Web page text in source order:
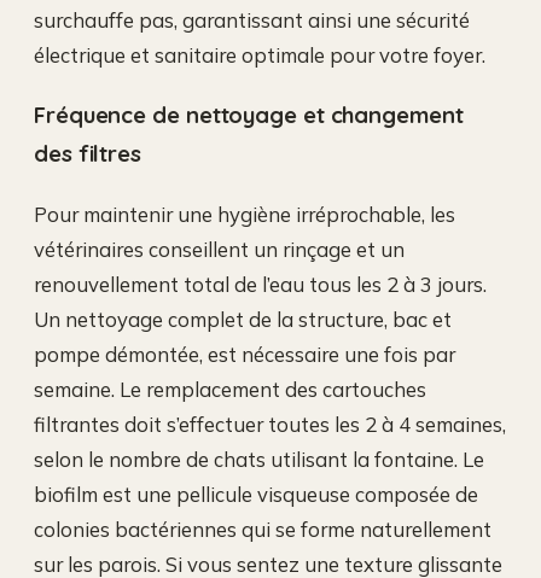
surchauffe pas, garantissant ainsi une sécurité
électrique et sanitaire optimale pour votre foyer.
Fréquence de nettoyage et changement
des filtres
Pour maintenir une hygiène irréprochable, les
vétérinaires conseillent un rinçage et un
renouvellement total de l’eau tous les 2 à 3 jours.
Un nettoyage complet de la structure, bac et
pompe démontée, est nécessaire une fois par
semaine. Le remplacement des cartouches
filtrantes doit s’effectuer toutes les 2 à 4 semaines,
selon le nombre de chats utilisant la fontaine. Le
biofilm est une pellicule visqueuse composée de
colonies bactériennes qui se forme naturellement
sur les parois. Si vous sentez une texture glissante